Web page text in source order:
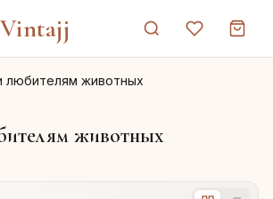
Vintajj
любителям животных
животных